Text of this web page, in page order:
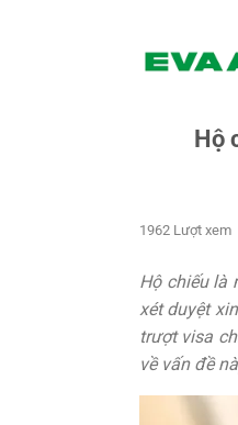
Hộ
1962 Lượt xem
Hộ chiếu là
xét duyệt
trượt visa
về vấn đề